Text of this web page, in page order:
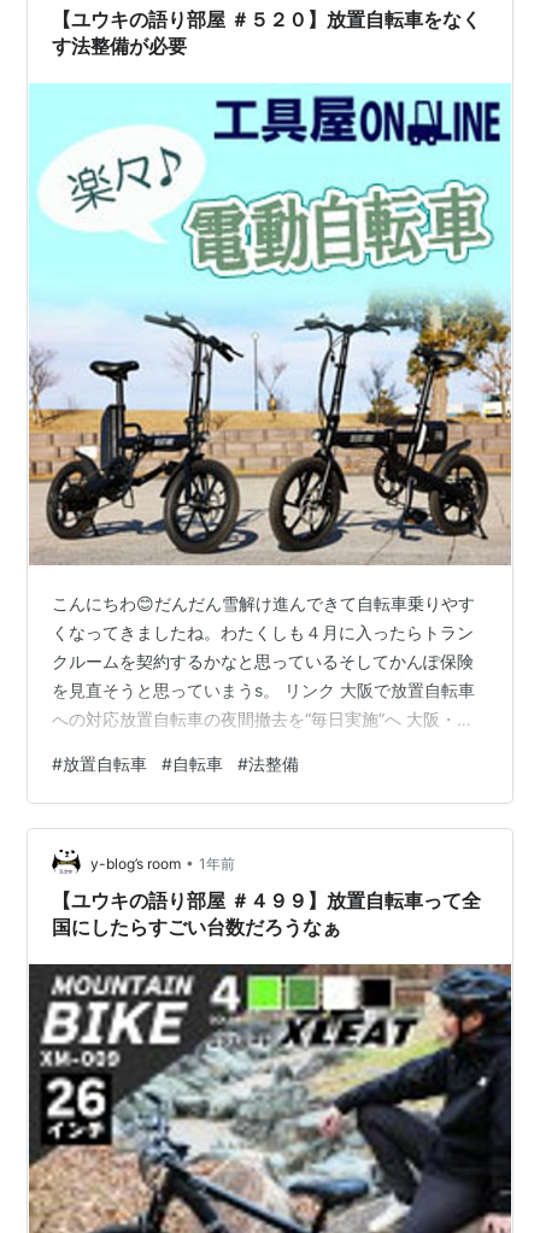
を撤去するだけでなく、私たち一人ひとりの駐輪マナー
と安全意識を向上させるための、行政と住民…
【ユウキの語り部屋 ＃５２０】放置自転車をなく
す法整備が必要
こんにちわ😊だんだん雪解け進んできて自転車乗りやす
くなってきましたね。わたくしも４月に入ったらトラン
クルームを契約するかなと思っているそしてかんぽ保険
を見直そうと思っていまうs。 リンク 大阪で放置自転車
への対応放置自転車の夜間撤去を“毎日実施”へ 大阪・キ
変更促進を期待（ABCニュース） - Yahoo!ニュース わた
くし自転車好きだからこそ放置自転車って悲しいなぁっ
て思う。でも放置していてもその人の所有だし。 でも自
転車って自動車とかバイクとやっぱりナンバーがない分
故人の特敵ができないですからね。 街にある来ていくと
きもけっこうな自転車が…
#放置自転車 #自転車 #法整備
y-blog’s room • 1年前
【ユウキの語り部屋 ＃４９９】放置自転車って全
国にしたらすごい台数だろうなぁ